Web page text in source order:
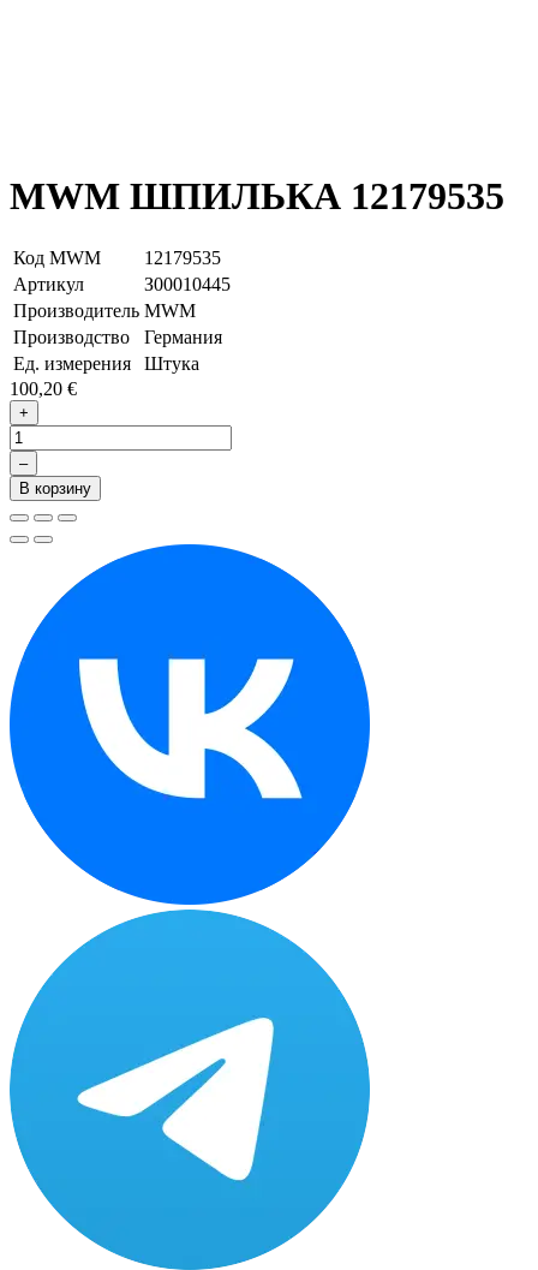
MWM ШПИЛЬКА 12179535
Код MWM
12179535
Артикул
З00010445
Производитель MWM
Производство
Германия
Ед. измерения
Штука
100,20 €
+
–
В корзину